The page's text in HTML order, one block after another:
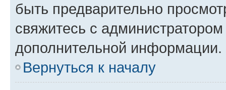
быть предварительно
свяжитесь с
дополнительной информации.
Вернуться к началу